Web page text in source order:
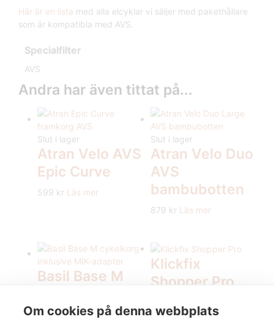
Om cookies på denna webbplats
Här är en lista med alla elcyklar vi säljer med pakethållare
som är kompatibla med AVS.
Specialfilter
AVS
Andra har även tittat på...
Slut i lager
Atran Velo AVS
Epic Curve
599 kr Läs mer
Slut i lager
Atran Velo Duo
AVS
bambubotten
879 kr Läs mer
Basil Base M
inklusive MIK-
Klickfix
Shopper Pro